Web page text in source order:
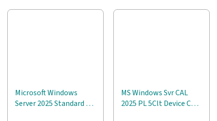
Microsoft Windows
Server 2025 Standard 1
MS Windows Svr CAL
2025 PL 5Clt Device CAL